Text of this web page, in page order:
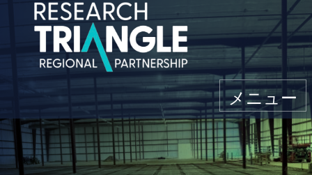
コンテンツにスキップ
メニュー